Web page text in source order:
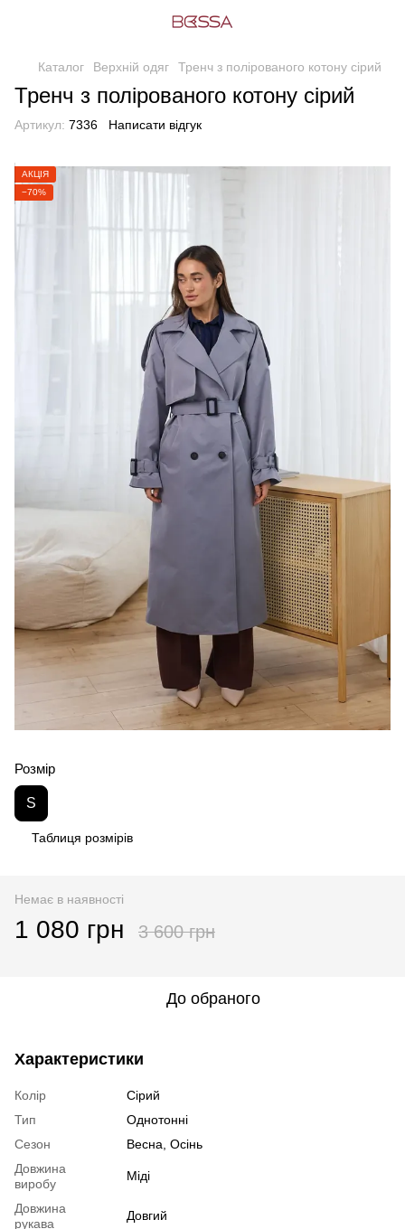
Каталог Верхній одяг Тренч з полірованого котону сірий
Тренч з полірованого котону сірий
Артикул: 7336 Написати відгук
АКЦІЯ
−70%
Розмір
S
Таблиця розмірів
Немає в наявності
1 080 грн 3 600 грн
До обраного
Характеристики
Колір
Сірий
Тип
Однотонні
Сезон
Весна, Осінь
Довжина
виробу
Міді
Довжина
рукава
Довгий